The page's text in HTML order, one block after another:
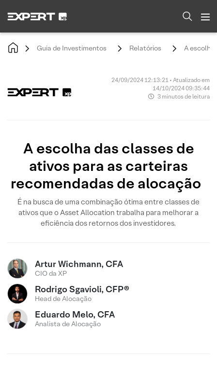
Guia de Investimentos Relatórios A escolha
24/09/2024 12:13:21 • Atualizado em
14/10/2024 09:35:44
3 minutos de leitura
A escolha das classes de
ativos para as carteiras
recomendadas de alocação
É na busca de uma combinação ótima entre classes de
ativos que o Asset Allocation trabalha para melhorar a
eficiência dos retornos dos investidores.
Artur Wichmann, CFA
CIO da XP
Rodrigo Sgavioli, CFP®
Head de Alocação
Eduardo Melo, CFA
Analista de Alocação